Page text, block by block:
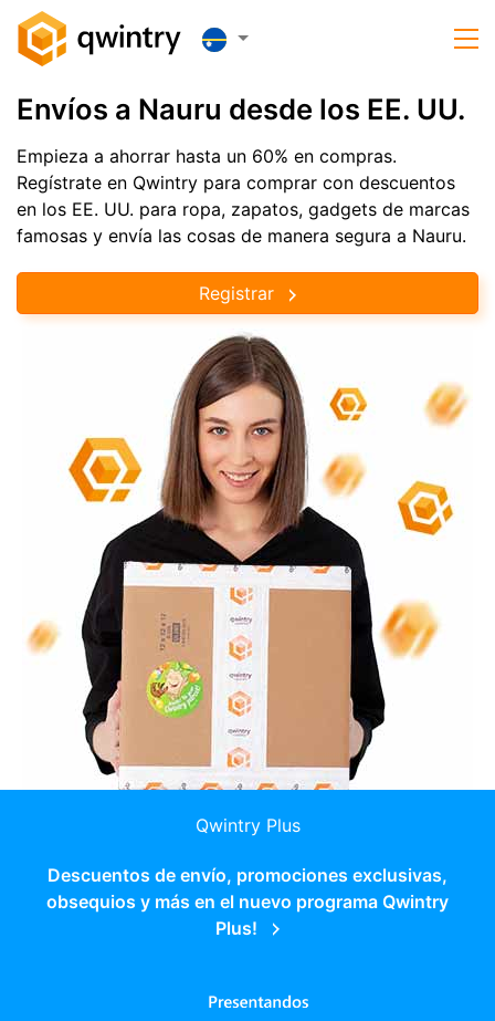
Envíos a Nauru desde los EE. UU.
Empieza a ahorrar hasta un 60% en compras.
Regístrate en Qwintry para comprar con descuentos
en los EE. UU. para ropa, zapatos, gadgets de marcas
famosas y envía las cosas de manera segura a Nauru.
Registrar
Qwintry Plus
Descuentos de envío, promociones exclusivas,
obsequios y más en el nuevo programa Qwintry
Plus!